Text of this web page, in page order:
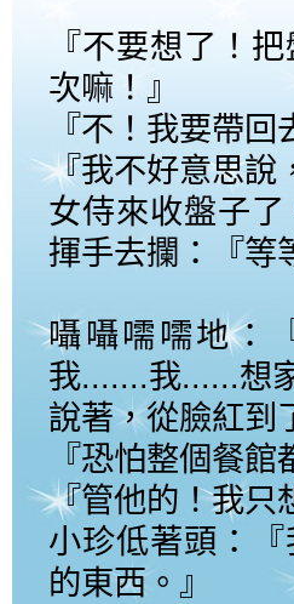
『不要想了！
次嘛！』
『不！我要帶回
『我不好意思說
女侍來收盤子
揮手去攔：『等
囁囁嚅嚅地：
我.......我......想
說著，從臉紅到
『恐怕整個餐
『管他的！我只
小珍低著頭：
的東西。』